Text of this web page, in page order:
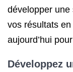
développer
vos résultats
aujourd’hui
Développez